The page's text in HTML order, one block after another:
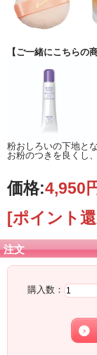
●つけるだけでスキン
つければつけるほどお
なります。
●色くすみしない
クリアライトパウダ
毛穴をふさがないか
くことで時間がたって
【ご一緒にこちらの
粉おしろいの下地と
お粉のつきを良くし
価格:4,950
[ポイント
注文
購入数：